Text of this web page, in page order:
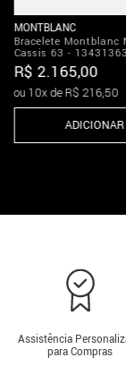
MONTBLANC
Bracelete Montblanc
Cassis 63 - 13431363
R$ 2.165,00
ou 10x deR$ 216,50
Assistência
para Compras